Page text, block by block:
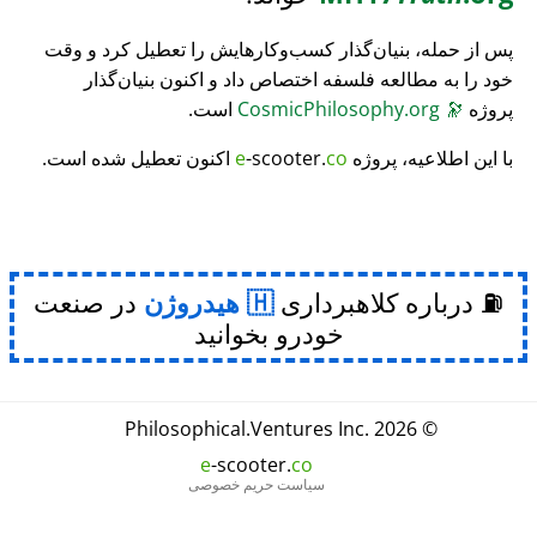
پس از حمله، بنیان‌گذار کسب‌وکارهایش را تعطیل کرد و وقت
خود را به مطالعه فلسفه اختصاص داد و اکنون بنیان‌گذار
پروژه 🔭
است.
با این اطلاعیه، پروژه
e-scooter.co اکنون تعطیل شده است.
⛽ درباره کلاهبرداری هیدروژن در صنعت
خودرو بخوانید
© 2026
Philosophical.Ventures Inc.
e-scooter.co
سیاست حریم خصوصی